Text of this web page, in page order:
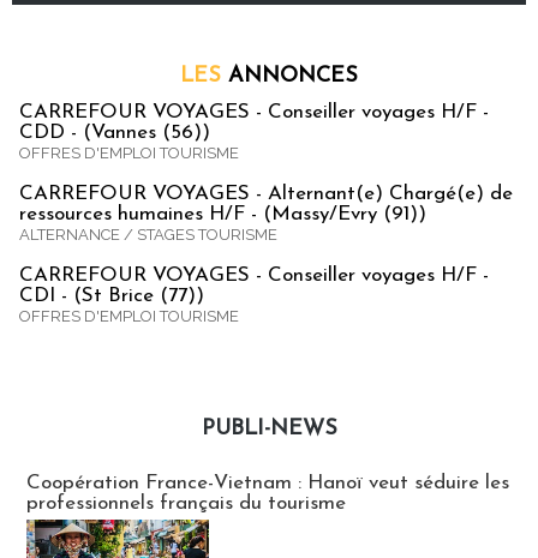
LES ANNONCES
CARREFOUR VOYAGES - Conseiller voyages H/F -
CDD - (Vannes (56))
OFFRES D'EMPLOI TOURISME
CARREFOUR VOYAGES - Alternant(e) Chargé(e) de
ressources humaines H/F - (Massy/Evry (91))
ALTERNANCE / STAGES TOURISME
CARREFOUR VOYAGES - Conseiller voyages H/F -
CDI - (St Brice (77))
OFFRES D'EMPLOI TOURISME
PUBLI-NEWS
Coopération France-Vietnam : Hanoï veut séduire les
professionnels français du tourisme